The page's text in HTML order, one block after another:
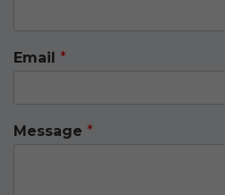
Email *
Message *